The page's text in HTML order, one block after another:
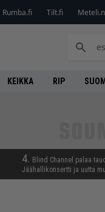
Rumba.fi Tilt.fi
KEIKKA RIP
4. Blind Channel palaa
Jäähallikonsertti ja uutta